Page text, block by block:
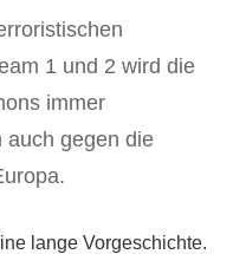
1 und 2 wird die
immer
auch gegen die
lange Vorgeschichte.